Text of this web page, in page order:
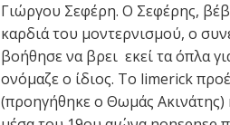
Γιώργου Σεφέρη. Ο Σεφέρης,
καρδιά του μοντερνισμού, ο
βοήθησε να βρει εκεί τα όπλα
ονόμαζε ο ίδιος. Το limerick
(προηγήθηκε ο Θωμάς Ακινάτης)